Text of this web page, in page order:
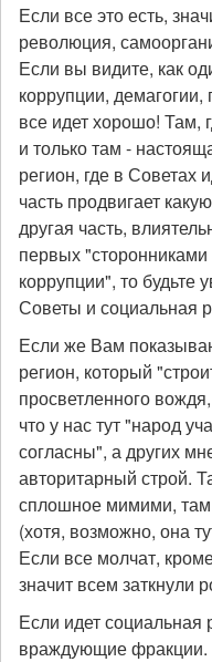
Если все это есть,
революция,
Если вы видите, как
коррупции,
все идет хорошо! Там,
и только там -
регион, где в Советах
часть продвигает
другая часть,
первых
коррупции", то
Советы и социальная
Если же Вам
регион, который
просветленного
что у нас тут "народ
согласны", а других
авторитарный строй.
сплошное мимими,
(хотя, возможно, она
Если все молчат,
значит всем заткнули
Если идет социальная
враждующие фракции.